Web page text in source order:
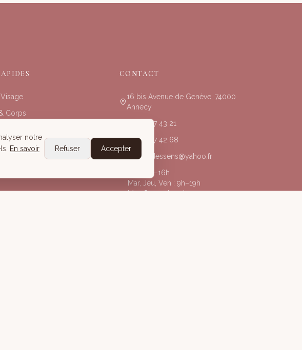
Corps
CONTACT
16 bis Avenue de Genève, 74000
Annecy
04 50 67 43 21
06 20 77 42 68
acorpsdessens@yahoo.fr
Lun : 9h–16h
Mar, Jeu, Ven : 9h–19h
Mer, Sam : 9h–13h
notre
En savoir
Refuser Accepter